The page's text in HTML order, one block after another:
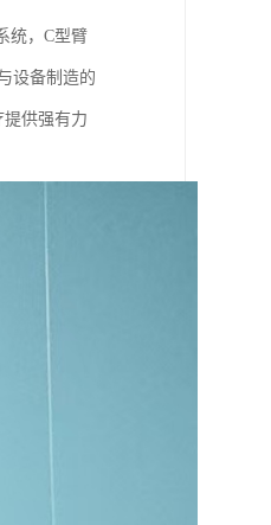
统，C型臂
设备制造的
提供强有力